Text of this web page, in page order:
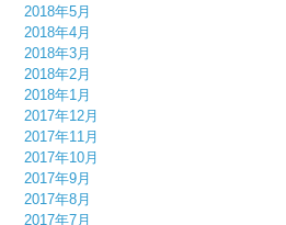
2018年5月
2018年4月
2018年3月
2018年2月
2018年1月
2017年12月
2017年11月
2017年10月
2017年9月
2017年8月
2017年7月